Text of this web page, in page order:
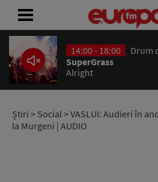
14:00 - 18:00
Drum
SuperGrass
Alright
Știri > Social> VASLUI: Audieri în
la Murgeni | AUDIO
ACASĂ
ȘTIRI
RADIO